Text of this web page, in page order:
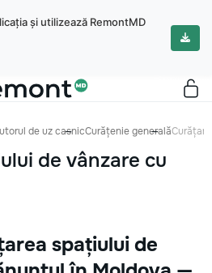
și utilizează RemontMD
de uz casnicCurățenie generală
de vânzare cu
spațiului de